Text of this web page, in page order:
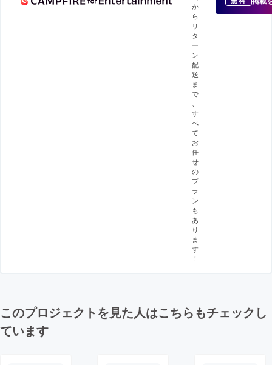
か
ら
リ
タ
ー
ン
配
送
ま
で
す
べ
て
お
任
せ
の
プ
ラ
ン
も
あ
り
ま
す
！
このプロジェクトを見た人はこちらもチェックし
ています